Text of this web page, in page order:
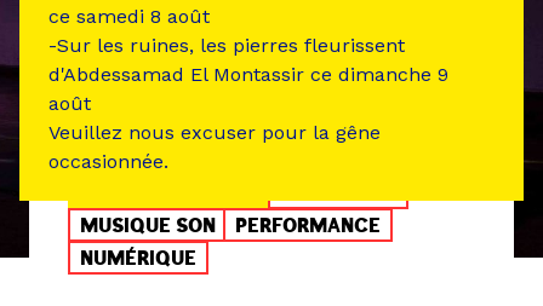
MUSIQUE SON
PERFORMANCE
NUMÉRIQUE
ce samedi 8 août
-Sur les ruines, les pierres fleurissent
d'Abdessamad El Montassir ce dimanche 9
août
Veuillez nous excuser pour la gêne
occasionnée.